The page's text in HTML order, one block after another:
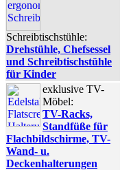
Schreibtischstühle:
Drehstühle, Chefsessel
und Schreibtischstühle
für Kinder
exklusive TV-
Möbel:
TV-Racks,
Standfüße für
Flachbildschirme, TV-
Wand- u.
Deckenhalterungen